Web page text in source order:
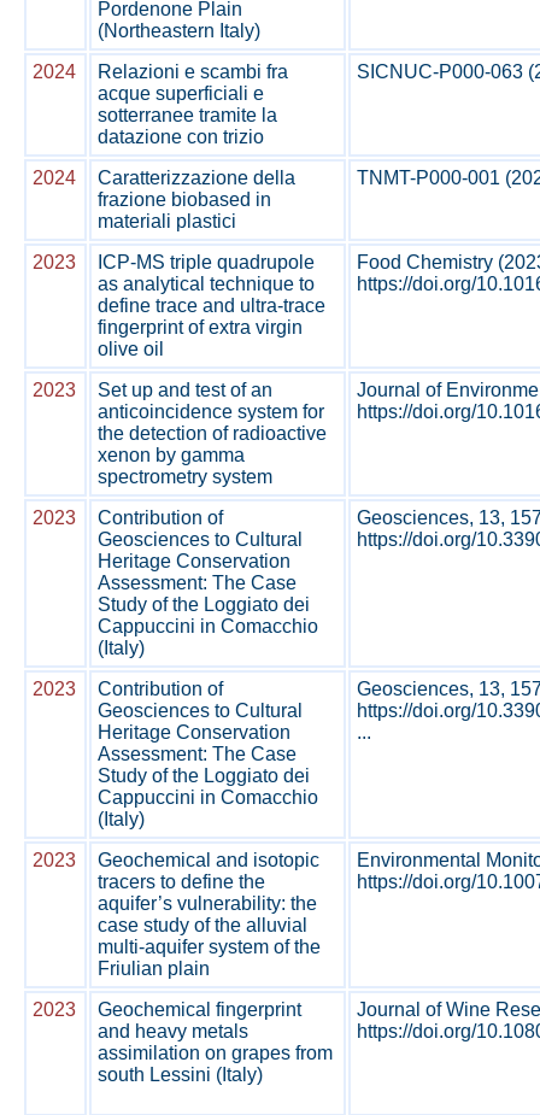
Pordenone Plain
(Northeastern Italy)
2024
Relazioni e scambi fra
acque superficiali e
sotterranee tramite la
datazione con trizio
SICNUC-P000-063
2024
Caratterizzazione della
frazione biobased in
materiali plastici
TNMT-P000-001
2023
ICP-MS triple quadrupole
as analytical technique to
define trace and ultra-trace
fingerprint of extra virgin
olive oil
Food Chemistry
https://doi.org/
2023
Set up and test of an
anticoincidence system for
the detection of radioactive
xenon by gamma
spectrometry system
Journal of
https://doi.org/
2023
Contribution of
Geosciences to Cultural
Heritage Conservation
Assessment: The Case
Study of the Loggiato dei
Cappuccini in Comacchio
(Italy)
Geosciences, 13,
https://doi.org/
2023
Contribution of
Geosciences to Cultural
Heritage Conservation
Assessment: The Case
Study of the Loggiato dei
Cappuccini in Comacchio
(Italy)
Geosciences, 13,
https://doi.org/
...
2023
Geochemical and isotopic
tracers to define the
aquifer’s vulnerability: the
case study of the alluvial
multi-aquifer system of the
Friulian plain
Environmental
https://doi.org/
2023
Geochemical fingerprint
and heavy metals
assimilation on grapes from
south Lessini (Italy)
Journal of Wine
https://doi.org/